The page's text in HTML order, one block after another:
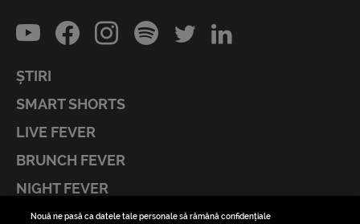
ȘTIRI
SMART SHORTS
LIVE FEVER
BRUNCH FEVER
NIGHT FEVER
LIVE FEVER CONCERT
Nouă ne pasă ca datele tale personale să rămână confidențiale